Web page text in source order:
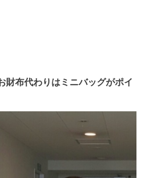
財布代わりはミニバッグがポイ